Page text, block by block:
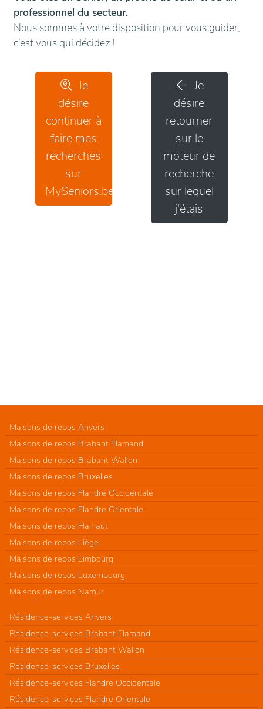
professionnel du secteur.
Nous sommes à votre disposition pour vous guider,
c’est vous qui décidez !
Je
désire
continuer à
faire mes
recherches
sur
MySeniors.be
Je
désire
retourner
sur le
moteur de
recherche
sur lequel
j'étais
Maisons de repos Anvers
Maisons de repos Brabant Flamand
Maisons de repos Brabant Wallon
Maisons de repos Bruxelles
Maisons de repos Flandre Occidentale
Maisons de repos Flandre Orientale
Maisons de repos Hainaut
Maisons de repos Liège
Maisons de repos Limbourg
Maisons de repos Luxembourg
Maisons de repos Namur
Résidence-services Anvers
Résidence-services Brabant Flamand
Résidence-services Brabant Wallon
Résidence-services Bruxelles
Résidence-services Flandre Occidentale
Résidence-services Flandre Orientale